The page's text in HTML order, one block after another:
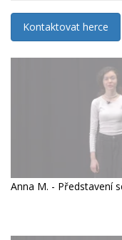
Kontaktovat herce
Anna M. - Představení